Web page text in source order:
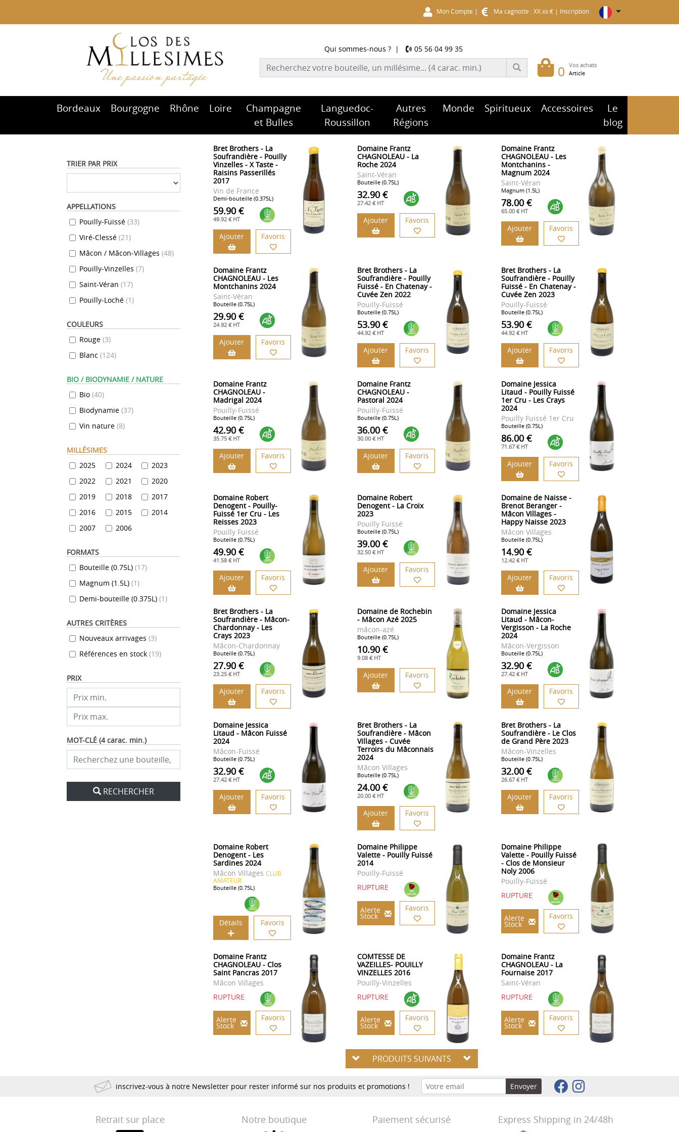
Mon Compte | Ma cagnotte : XX.xx € | Inscription
0 Vos achats
Article
Qui sommes-nous ?| 05 56 04 99 35
Bordeaux Bourgogne Rhône Loire
Champagne
et Bulles
Languedoc-
Roussillon
Autres
Régions
Monde Spiritueux Accessoires
Le
blog
TRIER PAR PRIX
APPELLATIONS
Pouilly-Fuissé (33)
Viré-Clessé (21)
Mâcon / Mâcon-Villages (48)
Pouilly-Vinzelles (7)
Saint-Véran (17)
Pouilly-Loché (1)
COULEURS
Rouge (3)
Blanc (124)
BIO / BIODYNAMIE / NATURE
Bio (40)
Biodynamie (37)
Vin nature (8)
MILLÉSIMES
2025
2024
2023
2022
2021
2020
2019
2018
2017
2016
2015
2014
2007
2006
FORMATS
Bouteille (0.75L) (17)
Magnum (1.5L) (1)
Demi-bouteille (0.375L) (1)
AUTRES CRITÈRES
Nouveaux arrivages (3)
Références en stock (19)
PRIX
MOT-CLÉ (4 carac. min.)
RECHERCHER
Bret Brothers - La
Soufrandière - Pouilly
Vinzelles - X Taste -
Raisins Passerillés
2017
Vin de France
Demi-bouteille (0.375L)
59.90 €
49.92 € HT
Ajouter Favoris
Domaine Frantz
CHAGNOLEAU - La
Roche 2024
Saint-Véran
Bouteille (0.75L)
32.90 €
27.42 € HT
Ajouter Favoris
Domaine Frantz
CHAGNOLEAU - Les
Montchanins -
Magnum 2024
Saint-Véran
Magnum (1.5L)
78.00 €
65.00 € HT
Ajouter Favoris
Domaine Frantz
CHAGNOLEAU - Les
Montchanins 2024
Saint-Véran
Bouteille (0.75L)
29.90 €
24.92 € HT
Ajouter Favoris
Bret Brothers - La
Soufrandière - Pouilly
Fuissé - En Chatenay -
Cuvée Zen 2022
Pouilly-Fuissé
Bouteille (0.75L)
53.90 €
44.92 € HT
Ajouter Favoris
Bret Brothers - La
Soufrandière - Pouilly
Fuissé - En Chatenay -
Cuvée Zen 2023
Pouilly-Fuissé
Bouteille (0.75L)
53.90 €
44.92 € HT
Ajouter Favoris
Domaine Frantz
CHAGNOLEAU -
Madrigal 2024
Pouilly-Fuissé
Bouteille (0.75L)
42.90 €
35.75 € HT
Ajouter Favoris
Domaine Frantz
CHAGNOLEAU -
Pastoral 2024
Pouilly-Fuissé
Bouteille (0.75L)
36.00 €
30.00 € HT
Ajouter Favoris
Domaine Jessica
Litaud - Pouilly Fuissé
1er Cru - Les Crays
2024
Pouilly Fuissé 1er Cru
Bouteille (0.75L)
86.00 €
71.67 € HT
Ajouter Favoris
Domaine Robert
Denogent - Pouilly-
Fuissé 1er Cru - Les
Reisses 2023
Pouilly Fuissé
Bouteille (0.75L)
49.90 €
41.58 € HT
Ajouter Favoris
Domaine Robert
Denogent - La Croix
2023
Pouilly Fuissé
Bouteille (0.75L)
39.00 €
32.50 € HT
Ajouter Favoris
Domaine de Naisse -
Brenot Beranger -
Mâcon Villages -
Happy Naisse 2023
Mâcon Villages
Bouteille (0.75L)
14.90 €
12.42 € HT
Ajouter Favoris
Bret Brothers - La
Soufrandière - Mâcon-
Chardonnay - Les
Crays 2023
Mâcon-Chardonnay
Bouteille (0.75L)
27.90 €
23.25 € HT
Ajouter Favoris
Domaine de Rochebin
- Mâcon Azé 2025
mâcon-azé
Bouteille (0.75L)
10.90 €
9.08 € HT
Ajouter Favoris
Domaine Jessica
Litaud - Mâcon-
Vergisson - La Roche
2024
Mâcon-Vergisson
Bouteille (0.75L)
32.90 €
27.42 € HT
Ajouter Favoris
Domaine Jessica
Litaud - Mâcon Fuissé
2024
Mâcon-Fuissé
Bouteille (0.75L)
32.90 €
27.42 € HT
Ajouter Favoris
Bret Brothers - La
Soufrandière - Mâcon
Villages - Cuvée
Terroirs du Mâconnais
2024
Mâcon Villages
Bouteille (0.75L)
24.00 €
20.00 € HT
Ajouter Favoris
Bret Brothers - La
Soufrandière - Le Clos
de Grand Père 2023
Mâcon-Vinzelles
Bouteille (0.75L)
32.00 €
26.67 € HT
Ajouter Favoris
Domaine Robert
Denogent - Les
Sardines 2024
Mâcon Villages CLUB
AMATEUR
Bouteille (0.75L)
Détails Favoris
Domaine Philippe
Valette - Pouilly Fuissé
2014
Pouilly-Fuissé
RUPTURE
Alerte
Stock
Favoris
Domaine Philippe
Valette - Pouilly Fuissé
- Clos de Monsieur
Noly 2006
Pouilly-Fuissé
RUPTURE
Alerte
Stock
Favoris
Domaine Frantz
CHAGNOLEAU - Clos
Saint Pancras 2017
Mâcon Villages
RUPTURE
Alerte
Stock
Favoris
COMTESSE DE
VAZEILLES- POUILLY
VINZELLES 2016
Pouilly-Vinzelles
RUPTURE
Alerte
Stock
Favoris
Domaine Frantz
CHAGNOLEAU - La
Fournaise 2017
Saint-Véran
RUPTURE
Alerte
Stock
Favoris
PRODUITS SUIVANTS
inscrivez-vous à notre Newsletter pour rester informé sur nos produits et promotions ! Envoyer
Retrait sur place Notre boutique Paiement sécurisé Express Shipping in 24/48h